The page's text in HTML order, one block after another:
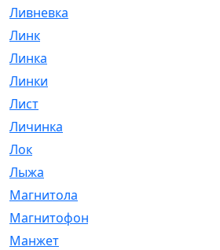
Ливневка
Линк
Линка
Линки
Лист
Личинка
Лок
Лыжа
Магнитола
Магнитофон
Манжет